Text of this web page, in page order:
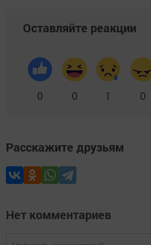
Оставляйте реакции
0 0 1 0
Расскажите друзьям
Нет комментариев